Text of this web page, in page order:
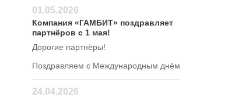
01.05.2026
Компания «ГАМБИТ» поздравляет
партнёров с 1 мая!
Дорогие партнёры!
Поздравляем с Международным днём
24.04.2026